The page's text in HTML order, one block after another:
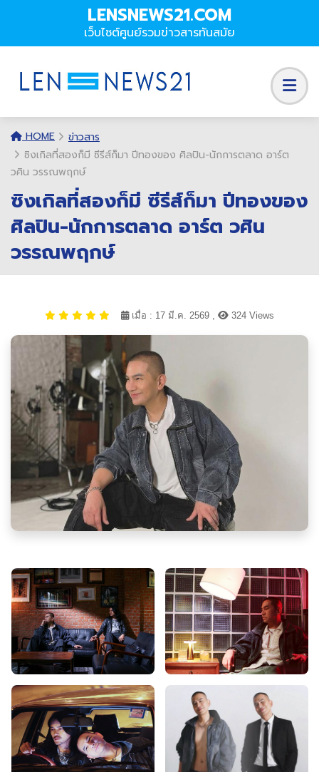
LENSNEWS21.COM
เว็บไซต์ศูนย์รวมข่าวสารทันสมัย
HOME
ข่าวสาร
ซิงเกิลที่สองก็มี ซีรีส์ก็มา ปีทองของ ศิลปิน-นักการตลาด อาร์ต
วศิน วรรณพฤกษ์
ซิงเกิลที่สองก็มี ซีรีส์ก็มา ปีทองของ
ศิลปิน-นักการตลาด อาร์ต วศิน
วรรณพฤกษ์
เมื่อ : 17 มี.ค. 2569 , 324 Views